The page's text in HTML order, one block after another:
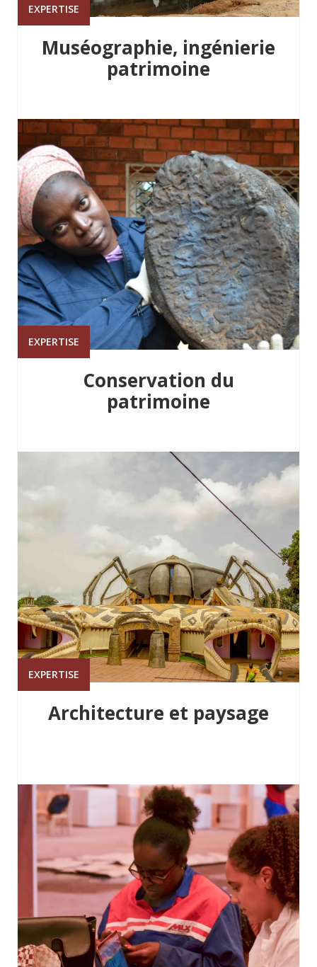
EXPERTISE
Muséographie, ingénierie
patrimoine
EXPERTISE
Conservation du
patrimoine
EXPERTISE
Architecture et paysage